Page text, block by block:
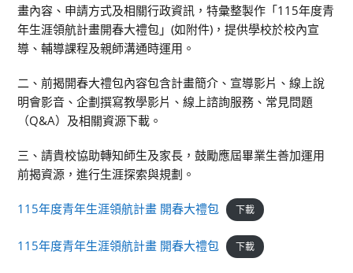
畫內容、申請方式及相關行政資訊，特彙整製作「115年度青
年生涯領航計畫開春大禮包」(如附件)，提供學校於校內宣
導、輔導課程及親師溝通時運用。
二、前揭開春大禮包內容包含計畫簡介、宣導影片、線上說
明會影音、企劃撰寫教學影片、線上諮詢服務、常見問題
（Q&A）及相關資源下載。
三、請貴校協助轉知師生及家長，鼓勵應屆畢業生善加運用
前揭資源，進行生涯探索與規劃。
115年度青年生涯領航計畫 開春大禮包 下載
115年度青年生涯領航計畫 開春大禮包 下載